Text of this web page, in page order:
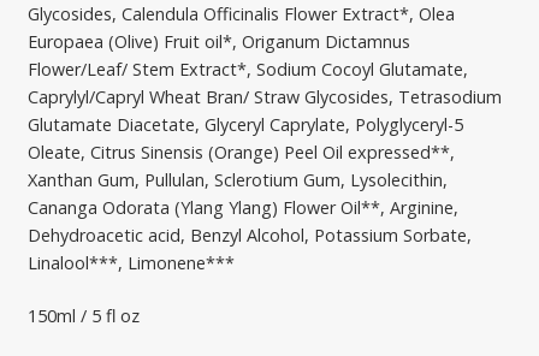
Glycosides, Calendula Officinalis Flower Extract*, Olea
Europaea (Olive) Fruit oil*, Origanum Dictamnus
Flower/Leaf/ Stem Extract*, Sodium Cocoyl Glutamate,
Caprylyl/Capryl Wheat Bran/ Straw Glycosides, Tetrasodium
Glutamate Diacetate, Glyceryl Caprylate, Polyglyceryl-5
Oleate, Citrus Sinensis (Orange) Peel Oil expressed**,
Xanthan Gum, Pullulan, Sclerotium Gum, Lysolecithin,
Cananga Odorata (Ylang Ylang) Flower Oil**, Arginine,
Dehydroacetic acid, Benzyl Alcohol, Potassium Sorbate,
Linalool***, Limonene***
150ml / 5 fl oz